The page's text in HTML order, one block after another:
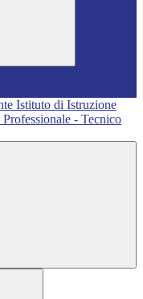
Istituto di Istruzione
Professionale - Tecnico